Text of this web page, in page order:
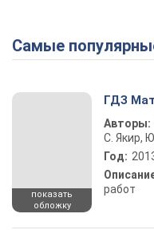
Самые
показать
обложку
ГДЗ
Авторы:
С. Якир,
Год:
работ